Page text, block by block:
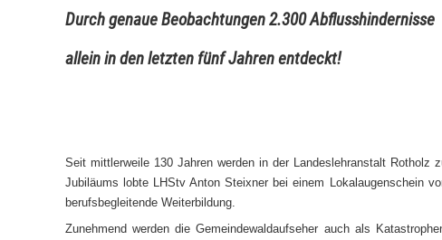
Durch genaue Beobachtungen 2.300 Abflusshindernisse
allein in den letzten fünf Jahren entdeckt!
Seit mittlerweile 130 Jahren werden in der Landeslehranstalt Rotholz
Jubiläums lobte LHStv Anton Steixner bei einem Lokalaugenschein
berufsbegleitende Weiterbildung.
Zunehmend werden die Gemeindewaldaufseher auch als